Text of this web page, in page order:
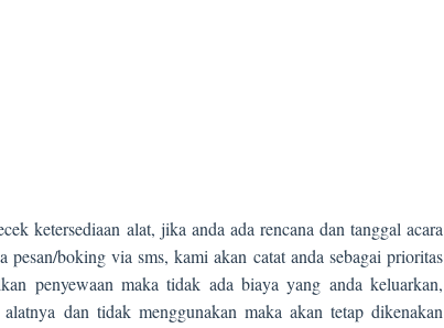
ketersediaan alat, jika anda ada rencana dan tanggal acara
pesan/boking via sms, kami akan catat anda sebagai prioritas
penyewaan maka tidak ada biaya yang anda keluarkan,
dan tidak menggunakan maka akan tetap dikenakan